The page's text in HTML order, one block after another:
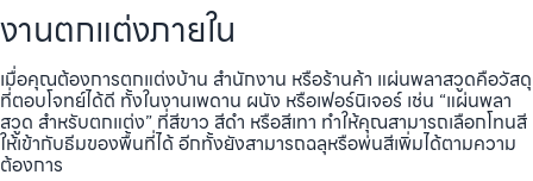
งานตกแต่งภายใน
เมื่อคุณต้องการตกแต่งบ้าน สำนักงาน หรือร้านค้า แผ่นพลาสวูดคือวัสดุ
ที่ตอบโจทย์ได้ดี ทั้งในงานเพดาน ผนัง หรือเฟอร์นิเจอร์ เช่น “แผ่นพลา
สวูด สำหรับตกแต่ง” ที่สีขาว สีดำ หรือสีเทา ทำให้คุณสามารถเลือกโทนสี
ให้เข้ากับธีมของพื้นที่ได้ อีกทั้งยังสามารถฉลุหรือพ่นสีเพิ่มได้ตามความ
ต้องการ